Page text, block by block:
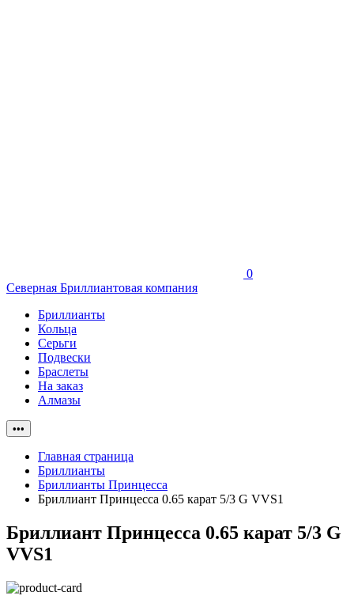
0
Северная Бриллиантовая компания
Бриллианты
Кольца
Серьги
Подвески
Браслеты
На заказ
Алмазы
•••
Главная страница
Бриллианты
Бриллианты Принцесса
Бриллиант Принцесса 0.65 карат 5/3 G VVS1
Бриллиант Принцесса 0.65 карат 5/3 G
VVS1